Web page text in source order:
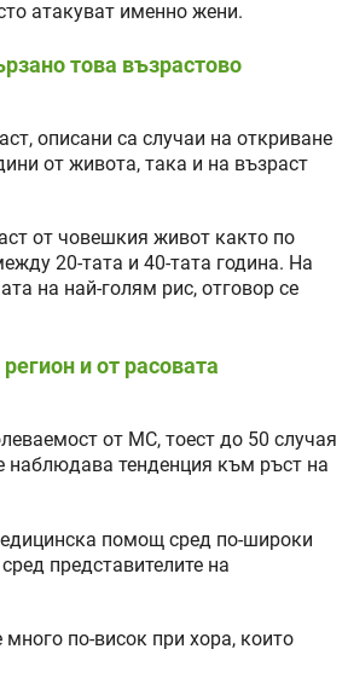
атакуват именно жени.
това възрастово
описани са случаи на откриване
от живота, така и на възраст
от човешкия живот както по
20-тата и 40-тата година. На
на най-голям рис, отговор се
и от расовата
от МС, тоест до 50 случая
наблюдава тенденция към ръст на
помощ сред по-широки
представителите на
по-висок при хора, които